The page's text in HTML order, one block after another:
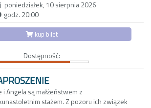
lifestylowych. Do ich trwającego
dwóch dekad związku wkrada się coraz
rutyny oraz dystansu.
do Maroka w towarzystwie
przyjaciół: Anny i Paola oraz ich
córki Vittorii - inteligentnej,
i ekscentrycznej nastolatki.
się, że także oni przeżywają poważny
poniedziałek, 10 sierpnia 2026
godz. 20:00
kup bilet
Dostępność:
i Angela są małżeństwem z
stażem. Z pozoru ich związek